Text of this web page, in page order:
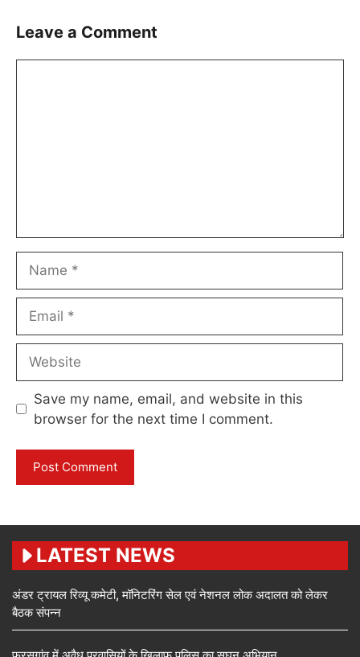
Leave a Comment
Save my name, email, and website in this
browser for the next time I comment.
LATEST NEWS
अंडर ट्रायल रिव्यू कमेटी, मॉनिटरिंग सेल एवं नेशनल लोक अदालत को लेकर
बैठक संपन्न